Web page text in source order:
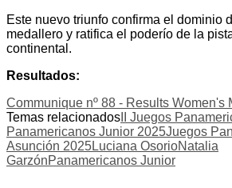
Este nuevo triunfo confirma el dominio
medallero y ratifica el poderío de la
continental.
Resultados:
Communique nº 88 - Results Women's
Temas relacionados II Juegos
Panamericanos Junior 2025Juegos
Asunción 2025Luciana OsorioNatalia
GarzónPanamericanos Junior